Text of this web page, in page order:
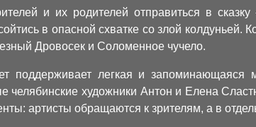
и их родителей отправиться в
в опасной схватке со злой
Дровосек и Соломенное чучело.
поддерживает легкая и
челябинские художники Антон и Елена
артисты обращаются к зрителям, а в